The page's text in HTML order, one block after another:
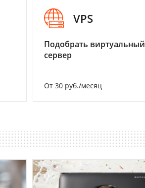
VPS
Подобрать виртуальный
сервер
От 30 руб./месяц